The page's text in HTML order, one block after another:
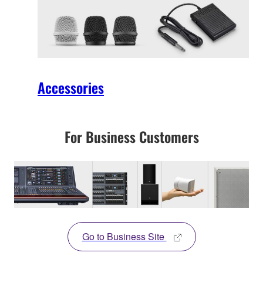
Accessories
For Business Customers
Go to Business Site